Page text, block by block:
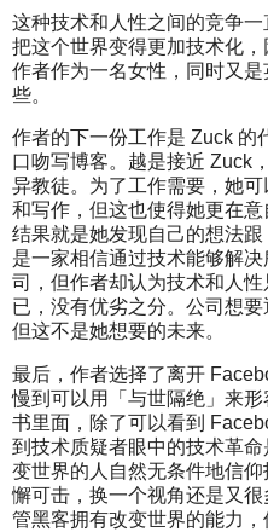
这种技术和人性之间的竞争
把这个世界变得更加技术化
作者作为一名女性，同时又
些。
作者的下一份工作是 Zuck 的
口吻写博客。越是接近 Zuck
异教徒。为了工作需要，她
和写作，但这也使得她更在
结果就是她发现自己的想法
是一家相信通过技术能够解
司，但作者却认为技术和人
已，没有优劣之分。公司想
但这不是她想要的未来。
最后，作者选择了离开
慢到可以用「与世隔绝」来
书里面，除了可以看到
到技术质疑者眼中的技术革
变世界的人自然无条件地信
懈可击，换一个视角还是又
管黑客拥有改变世界的能力